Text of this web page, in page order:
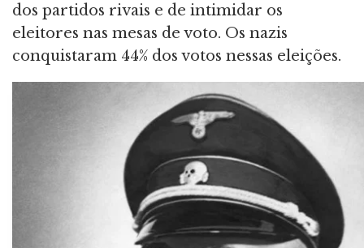
dos partidos rivais e de intimidar os
eleitores nas mesas de voto. Os nazis
conquistaram 44% dos votos nessas eleições.